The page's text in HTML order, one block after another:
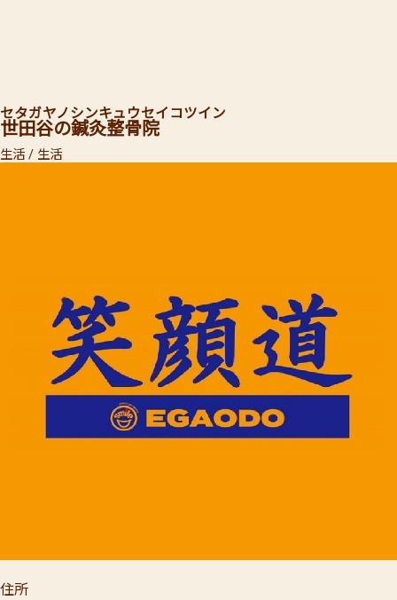
世田谷の鍼灸整骨院
セタガヤノシンキュウセイコツイン
生活 / 生活
住所